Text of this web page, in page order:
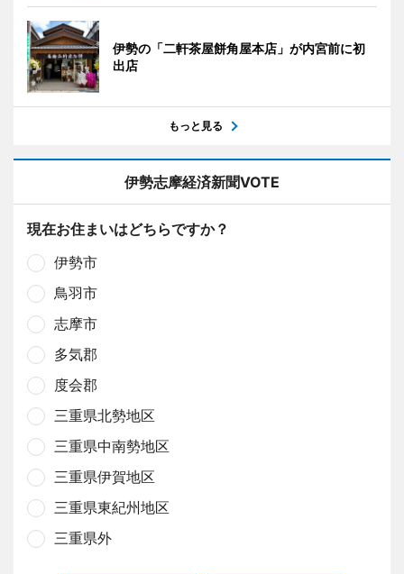
伊勢の「二軒茶屋餅角屋本店」が内宮前に初
出店
もっと見る
伊勢志摩経済新聞VOTE
現在お住まいはどちらですか？
伊勢市
鳥羽市
志摩市
多気郡
度会郡
三重県北勢地区
三重県中南勢地区
三重県伊賀地区
三重県東紀州地区
三重県外